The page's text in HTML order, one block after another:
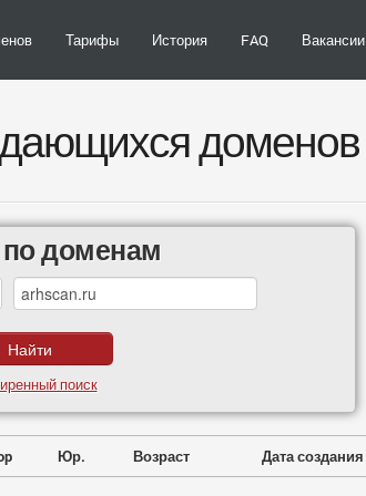
Тарифы История FAQ Вакансии
доменов
доменам
поиск
Юр. Возраст Дата создания